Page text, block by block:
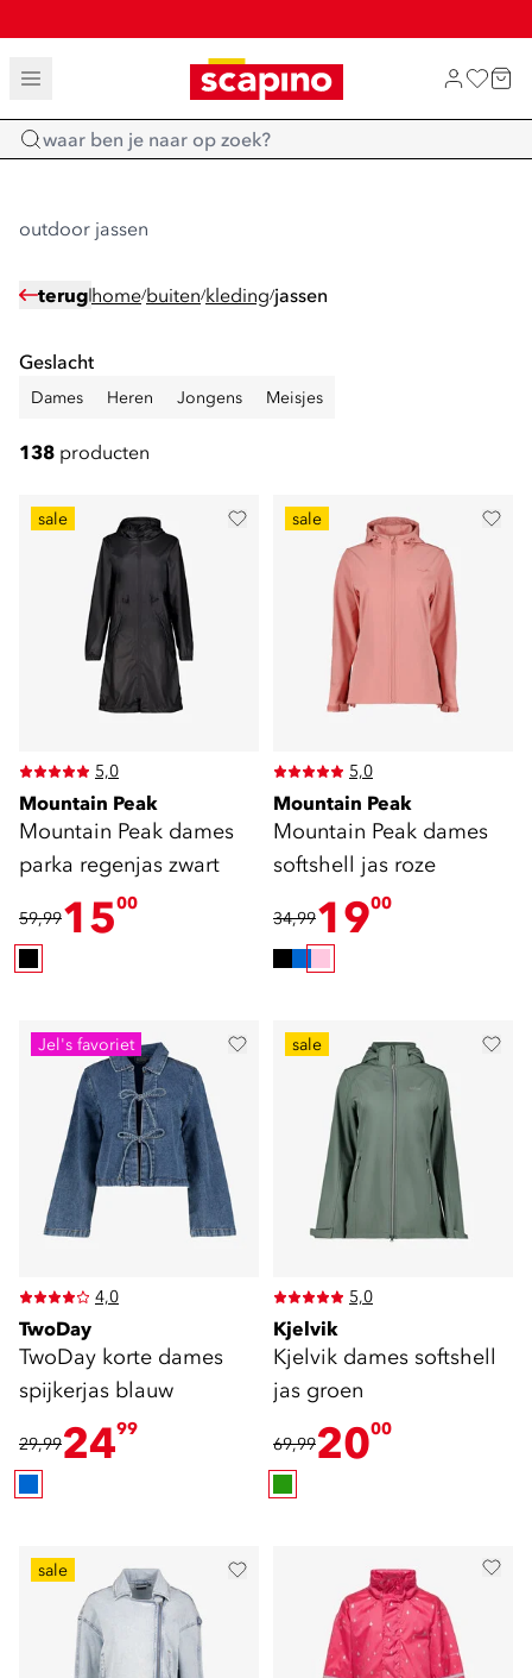
TOT 70% KORTING OP SALE
SHOP NIEUW
Home
outdoor jassen
terug home/buiten/kleding/jassen
Geslacht
Dames Heren Jongens Meisjes
138 producten
sale
5,0
Mountain Peak
Mountain Peak dames
parka regenjas zwart
59,991500
sale
5,0
Mountain Peak
Mountain Peak dames
softshell jas roze
34,991900
Jel's favoriet
4,0
TwoDay
TwoDay korte dames
spijkerjas blauw
29,992499
sale
5,0
Kjelvik
Kjelvik dames softshell
jas groen
69,992000
sale